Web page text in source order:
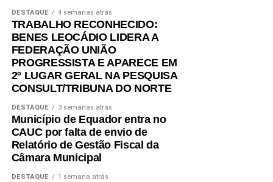
DESTAQUE 4 semanas atrás
TRABALHO RECONHECIDO:
BENES LEOCÁDIO LIDERA A
FEDERAÇÃO UNIÃO
PROGRESSISTA E APARECE EM
2º LUGAR GERAL NA PESQUISA
CONSULT/TRIBUNA DO NORTE
DESTAQUE 3 semanas atrás
Município de Equador entra no
CAUC por falta de envio de
Relatório de Gestão Fiscal da
Câmara Municipal
DESTAQUE 1 semana atrás